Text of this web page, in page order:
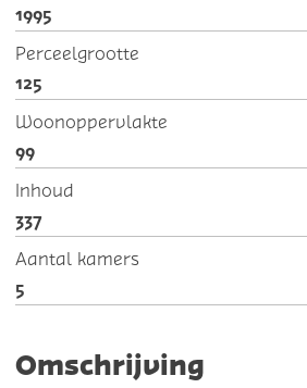
1995
Perceelgrootte
125
Woonoppervlakte
99
Inhoud
337
Aantal kamers
5
Omschrijving